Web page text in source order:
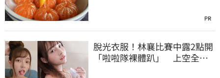
PR
脫光衣服！林襄比賽中露2點開
「啦啦隊裸體趴」 上空全裸